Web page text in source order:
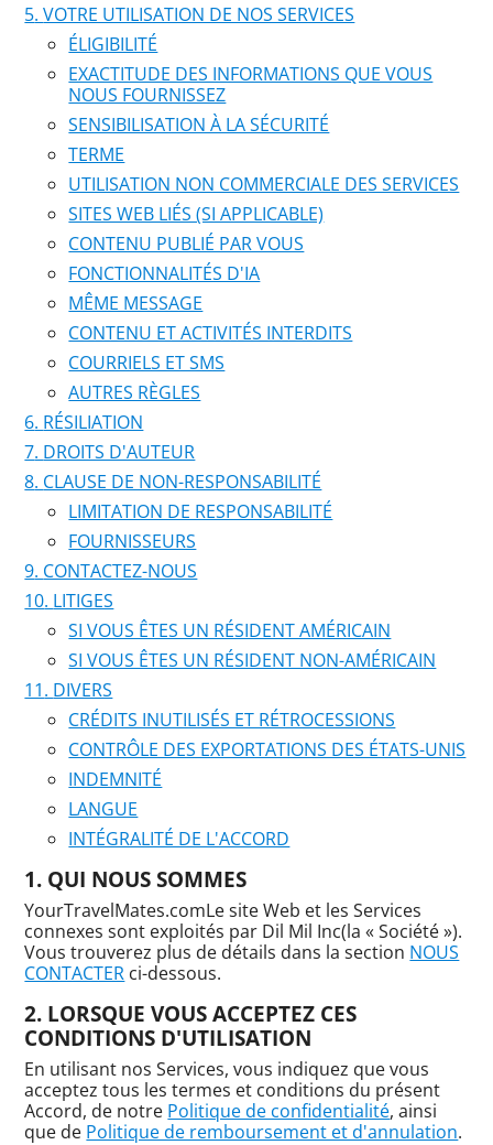
VOTRE UTILISATION DE NOS SERVICES
ÉLIGIBILITÉ
EXACTITUDE DES INFORMATIONS QUE VOUS
NOUS FOURNISSEZ
SENSIBILISATION À LA SÉCURITÉ
TERME
UTILISATION NON COMMERCIALE DES SERVICES
SITES WEB LIÉS (SI APPLICABLE)
CONTENU PUBLIÉ PAR VOUS
FONCTIONNALITÉS D'IA
MÊME MESSAGE
CONTENU ET ACTIVITÉS INTERDITS
COURRIELS ET SMS
AUTRES RÈGLES
RÉSILIATION
DROITS D'AUTEUR
CLAUSE DE NON-RESPONSABILITÉ
LIMITATION DE RESPONSABILITÉ
FOURNISSEURS
CONTACTEZ-NOUS
LITIGES
SI VOUS ÊTES UN RÉSIDENT AMÉRICAIN
SI VOUS ÊTES UN RÉSIDENT NON-AMÉRICAIN
DIVERS
CRÉDITS INUTILISÉS ET RÉTROCESSIONS
CONTRÔLE DES EXPORTATIONS DES ÉTATS-UNIS
INDEMNITÉ
LANGUE
INTÉGRALITÉ DE L'ACCORD
QUI NOUS SOMMES
YourTravelMates.comLe site Web et les Services
connexes sont exploités par Dil Mil Inc(la « Société »).
Vous trouverez plus de détails dans la section NOUS
CONTACTER ci-dessous.
LORSQUE VOUS ACCEPTEZ CES
CONDITIONS D'UTILISATION
En utilisant nos Services, vous indiquez que vous
acceptez tous les termes et conditions du présent
Accord, de notre Politique de confidentialité, ainsi
que de Politique de remboursement et d'annulation.